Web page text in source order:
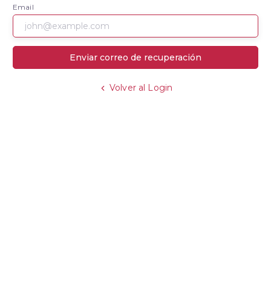
Email
Enviar correo de recuperación
Volver al Login